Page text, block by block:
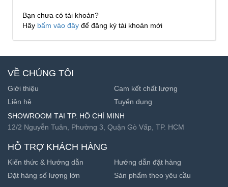
Bạn chưa có tài khoản?
Hãy bấm vào đây để đăng ký tài khoản mới
VỀ CHÚNG TÔI
Giới thiệu
Cam kết chất lượng
Liên hệ
Tuyển dụng
SHOWROOM TẠI TP. HỒ CHÍ MINH
12/2 Nguyễn Tuân, Phường 3, Quận Gò Vấp, TP. HCM
HỖ TRỢ KHÁCH HÀNG
Kiến thức & Hướng dẫn
Hướng dẫn đặt hàng
Đặt hàng số lượng lớn
Sản phẩm theo yêu cầu